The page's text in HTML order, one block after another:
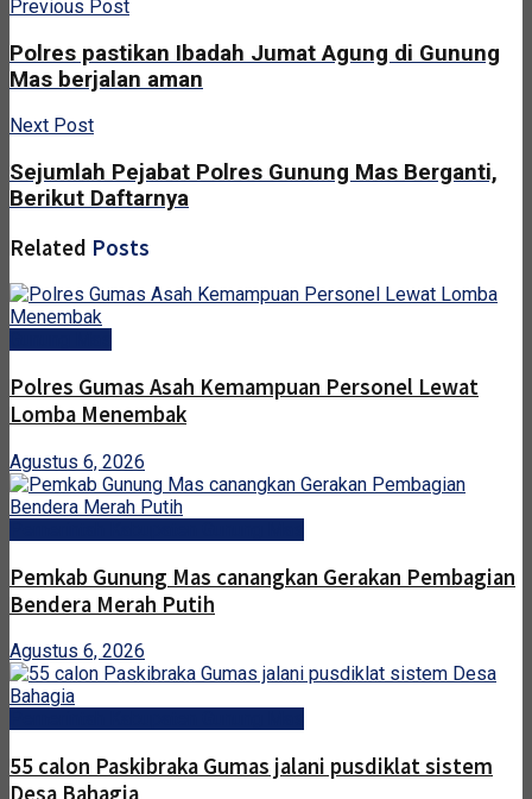
Previous Post
Polres pastikan Ibadah Jumat Agung di Gunung
Mas berjalan aman
Next Post
Sejumlah Pejabat Polres Gunung Mas Berganti,
Berikut Daftarnya
Related Posts
Polres Gumas Asah Kemampuan Personel Lewat
Lomba Menembak
Agustus 6, 2026
Pemkab Gunung Mas canangkan Gerakan Pembagian
Bendera Merah Putih
Agustus 6, 2026
55 calon Paskibraka Gumas jalani pusdiklat sistem